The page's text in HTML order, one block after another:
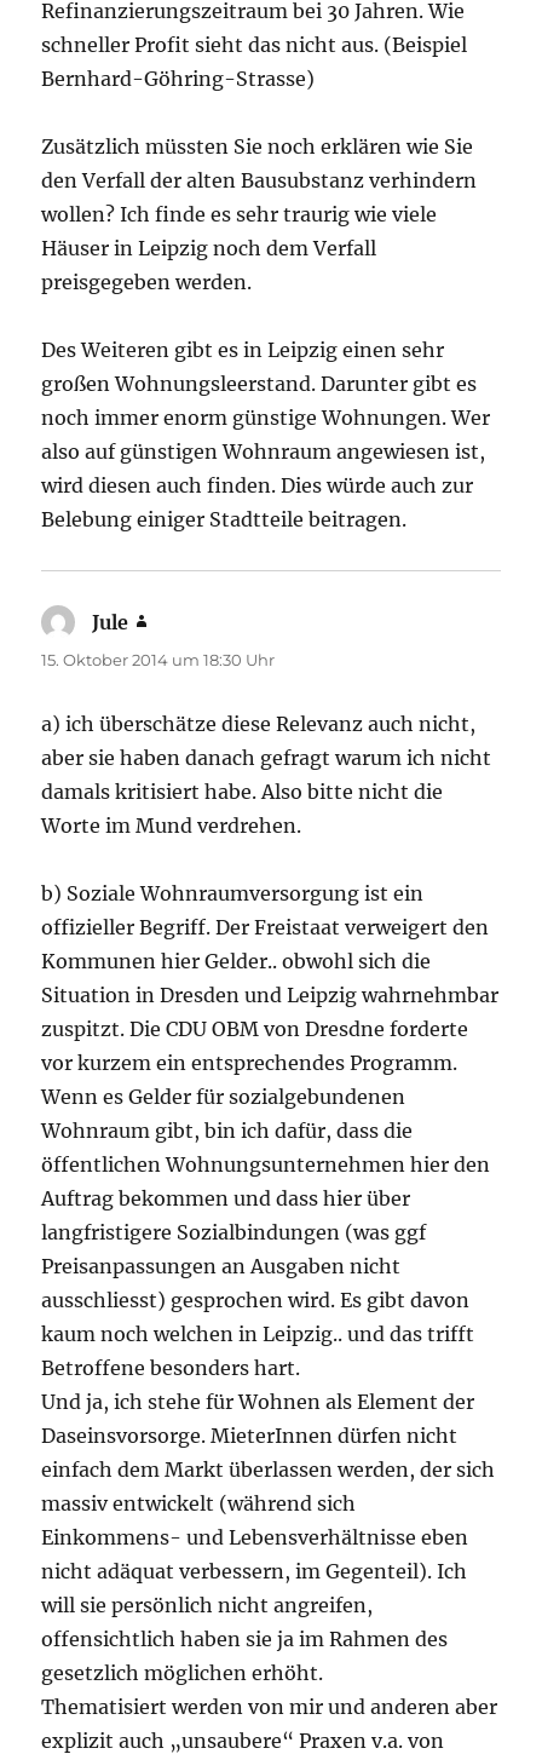
Refinanzierungszeitraum bei 30 Jahren. Wie
schneller Profit sieht das nicht aus. (Beispiel
Bernhard-Göhring-Strasse)
Zusätzlich müssten Sie noch erklären wie Sie
den Verfall der alten Bausubstanz verhindern
wollen? Ich finde es sehr traurig wie viele
Häuser in Leipzig noch dem Verfall
preisgegeben werden.
Des Weiteren gibt es in Leipzig einen sehr
großen Wohnungsleerstand. Darunter gibt es
noch immer enorm günstige Wohnungen. Wer
also auf günstigen Wohnraum angewiesen ist,
wird diesen auch finden. Dies würde auch zur
Belebung einiger Stadtteile beitragen.
Jule
15. Oktober 2014 um 18:30 Uhr
a) ich überschätze diese Relevanz auch nicht,
aber sie haben danach gefragt warum ich nicht
damals kritisiert habe. Also bitte nicht die
Worte im Mund verdrehen.
b) Soziale Wohnraumversorgung ist ein
offizieller Begriff. Der Freistaat verweigert den
Kommunen hier Gelder.. obwohl sich die
Situation in Dresden und Leipzig wahrnehmbar
zuspitzt. Die CDU OBM von Dresdne forderte
vor kurzem ein entsprechendes Programm.
Wenn es Gelder für sozialgebundenen
Wohnraum gibt, bin ich dafür, dass die
öffentlichen Wohnungsunternehmen hier den
Auftrag bekommen und dass hier über
langfristigere Sozialbindungen (was ggf
Preisanpassungen an Ausgaben nicht
ausschliesst) gesprochen wird. Es gibt davon
kaum noch welchen in Leipzig.. und das trifft
Betroffene besonders hart.
Und ja, ich stehe für Wohnen als Element der
Daseinsvorsorge. MieterInnen dürfen nicht
einfach dem Markt überlassen werden, der sich
massiv entwickelt (während sich
Einkommens- und Lebensverhältnisse eben
nicht adäquat verbessern, im Gegenteil). Ich
will sie persönlich nicht angreifen,
offensichtlich haben sie ja im Rahmen des
gesetzlich möglichen erhöht.
Thematisiert werden von mir und anderen aber
explizit auch „unsaubere“ Praxen v.a. von